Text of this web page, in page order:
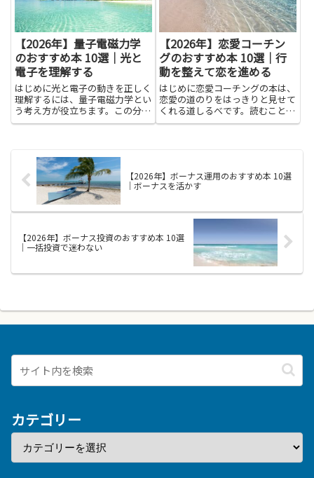
【2026年】量子電磁力学
のおすすめ本 10選｜光と
電子を理解する
はじめに光と電子の動きを正しく
理解するには、量子電磁力学とい
う考え方が役立ちます。この分野
は、光が波のようにも粒のように
教えてくれます。本を読むと、難
しい言葉をすぐには理解できな
く...
【2026年】恋愛コーチン
グのおすすめ本 10選｜行
動を整えて恋を進める
はじめに恋愛コーチングの本は、
恋愛の道のりをはっきりと見せて
くれる道しるべです。読むことで
自分の気持ちを整理し、相手との
や...
【2026年】ボーナス運用のおすすめ本 10選
｜ボーナスを活かす
【2026年】ボーナス投資のおすすめ本 10選
｜一括投資で迷わない
カテゴリー